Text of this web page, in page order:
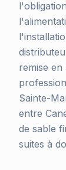
remise
Sainte-
entre
de sable
suites à